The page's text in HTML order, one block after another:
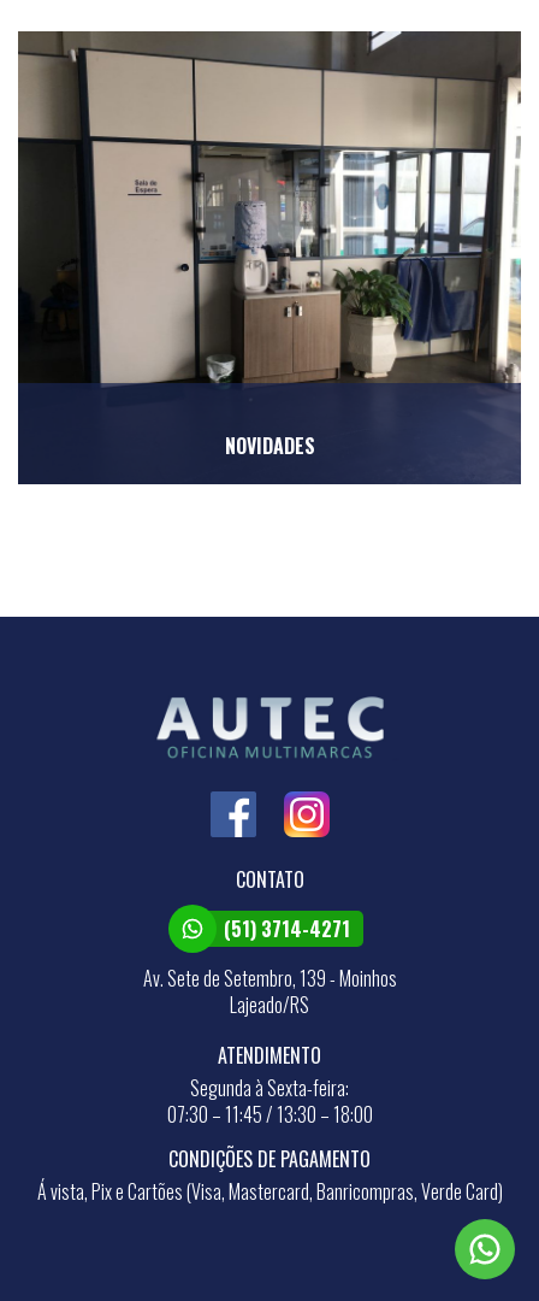
NOVIDADES
CONTATO
(51) 3714-4271
Av. Sete de Setembro, 139 - Moinhos
Lajeado/RS
ATENDIMENTO
Segunda à Sexta-feira:
07:30 – 11:45 / 13:30 – 18:00
CONDIÇÕES DE PAGAMENTO
Á vista, Pix e Cartões (Visa, Mastercard, Banricompras, Verde Card)